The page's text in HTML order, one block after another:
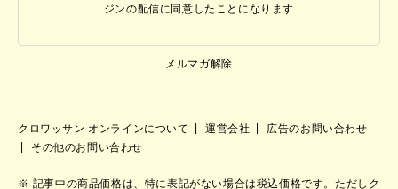
ジンの配信に同意したことになります
メルマガ解除
クロワッサン オンラインについて 運営会社
広告のお問い合わせ
その他のお問い合わせ
記事中の商品価格は、特に表記がない場合は税込価格です。ただしク